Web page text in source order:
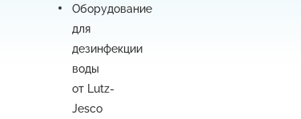
Оборудование
для
дезинфекции
воды
от Lutz-
Jesco